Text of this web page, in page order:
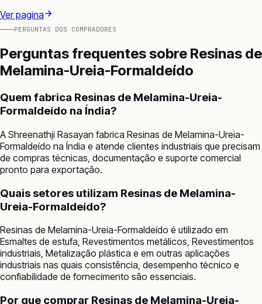
Ver pagina
PERGUNTAS DOS COMPRADORES
Perguntas frequentes sobre Resinas de
Melamina-Ureia-Formaldeído
Quem fabrica Resinas de Melamina-Ureia-
Formaldeído na Índia?
A Shreenathji Rasayan fabrica Resinas de Melamina-Ureia-
Formaldeído na Índia e atende clientes industriais que precisam
de compras técnicas, documentação e suporte comercial
pronto para exportação.
Quais setores utilizam Resinas de Melamina-
Ureia-Formaldeído?
Resinas de Melamina-Ureia-Formaldeído é utilizado em
Esmaltes de estufa, Revestimentos metálicos, Revestimentos
industriais, Metalização plástica e em outras aplicações
industriais nas quais consistência, desempenho técnico e
confiabilidade de fornecimento são essenciais.
Por que comprar Resinas de Melamina-Ureia-